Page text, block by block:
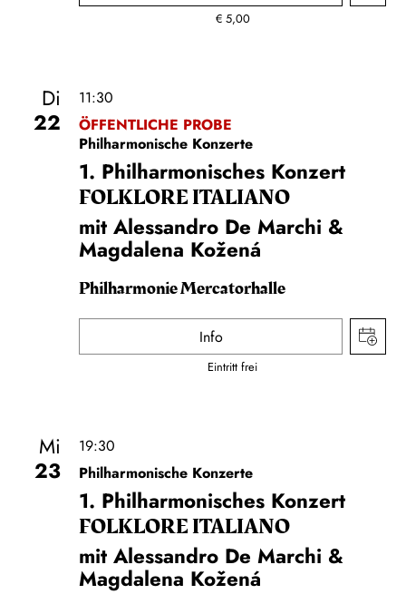
€ 5,00
Di
22
11:30
ÖFFENTLICHE PROBE
Philharmonische Konzerte
1. Philharmonisches Konzert
FOLKLORE ITALIANO
mit Alessandro De Marchi &
Magdalena Kožená
Philharmonie Mercatorhalle
Info
Eintritt frei
Mi
23
19:30
Philharmonische Konzerte
1. Philharmonisches Konzert
FOLKLORE ITALIANO
mit Alessandro De Marchi &
Magdalena Kožená